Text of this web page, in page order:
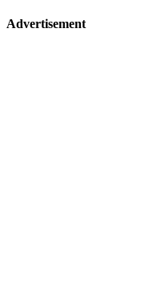
Advertisement